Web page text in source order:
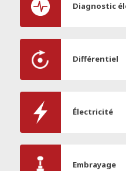
Diagnostic
Différentiel
Électricité
Embrayage